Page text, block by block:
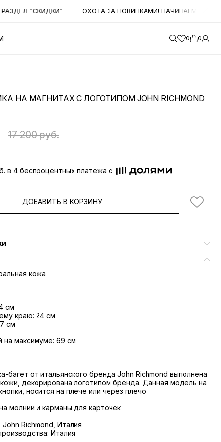
"СКИДКИ" ОХОТА ЗА НОВИНКАМИ! НАЧИНАЕМ
0 0
НА МАГНИТАХ С ЛОГОТИПОМ JOHN RICHMOND
17 200 руб.
в 4 беспроцентных платежа с
ДОБАВИТЬ В КОРЗИНУ
кожа
см
краю: 24 см
см
на максимуме: 69 см
багет от итальянского бренда John Richmond выполнена
кожи, декорирована логотипом бренда. Данная модель на
носится на плече или через плечо
молнии и карманы для карточек
Richmond, Италия
Италия